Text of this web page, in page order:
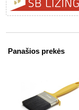
Panašios prekės